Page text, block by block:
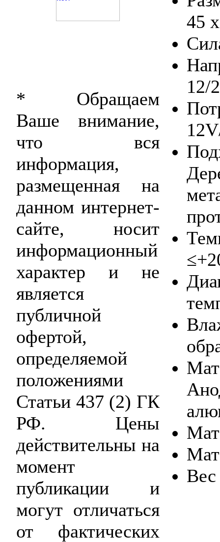
* Обращаем
Ваше внимание,
что вся
информация,
размещенная на
данном интернет-
сайте, носит
информационный
характер и не
является
публичной
офертой,
определяемой
положениями
Статьи 437 (2) ГК
РФ. Цены
действительны на
момент
публикации и
могут отличаться
от фактических
45
12/
Вес